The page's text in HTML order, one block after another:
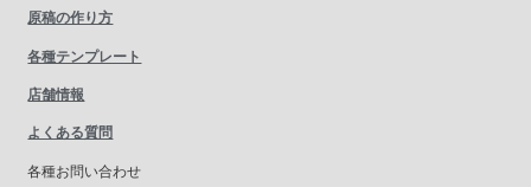
原稿の作り方
各種テンプレート
店舗情報
よくある質問
各種お問い合わせ